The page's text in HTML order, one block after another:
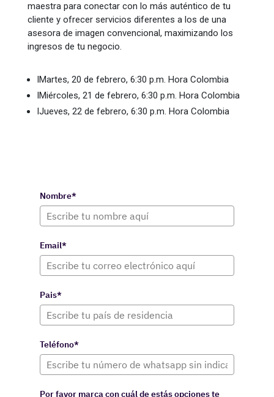
maestra para conectar con lo más auténtico de tu
cliente y ofrecer servicios diferentes a los de una
asesora de imagen convencional, maximizando los
ingresos de tu negocio.
Martes, 20 de febrero, 6:30 p.m. Hora Colombia
Miércoles, 21 de febrero, 6:30 p.m. Hora Colombia
Jueves, 22 de febrero, 6:30 p.m. Hora Colombia
Nombre*
Email*
Pais*
Teléfono*
Por favor marca con cuál de estás opciones te